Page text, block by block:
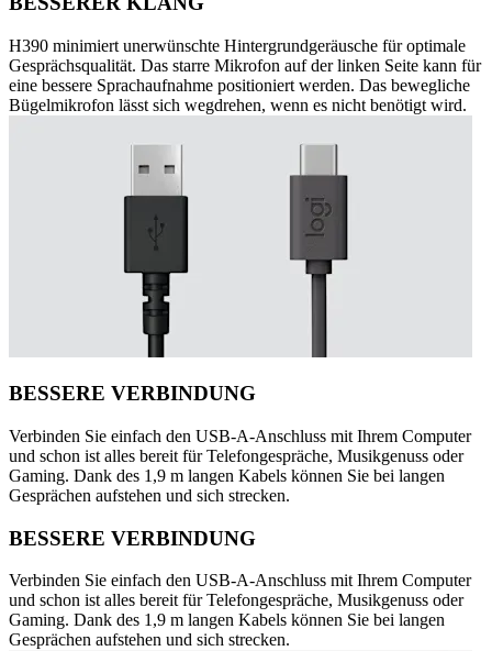
H390 minimiert unerwünschte Hintergrundgeräusche für optimale
Gesprächsqualität. Das starre Mikrofon auf der linken Seite kann für
eine bessere Sprachaufnahme positioniert werden. Das bewegliche
Bügelmikrofon lässt sich wegdrehen, wenn es nicht benötigt wird.
BESSERE VERBINDUNG
Verbinden Sie einfach den USB-A-Anschluss mit Ihrem Computer
und schon ist alles bereit für Telefongespräche, Musikgenuss oder
Gaming. Dank des 1,9 m langen Kabels können Sie bei langen
Gesprächen aufstehen und sich strecken.
BESSERE VERBINDUNG
Verbinden Sie einfach den USB-A-Anschluss mit Ihrem Computer
und schon ist alles bereit für Telefongespräche, Musikgenuss oder
Gaming. Dank des 1,9 m langen Kabels können Sie bei langen
Gesprächen aufstehen und sich strecken.